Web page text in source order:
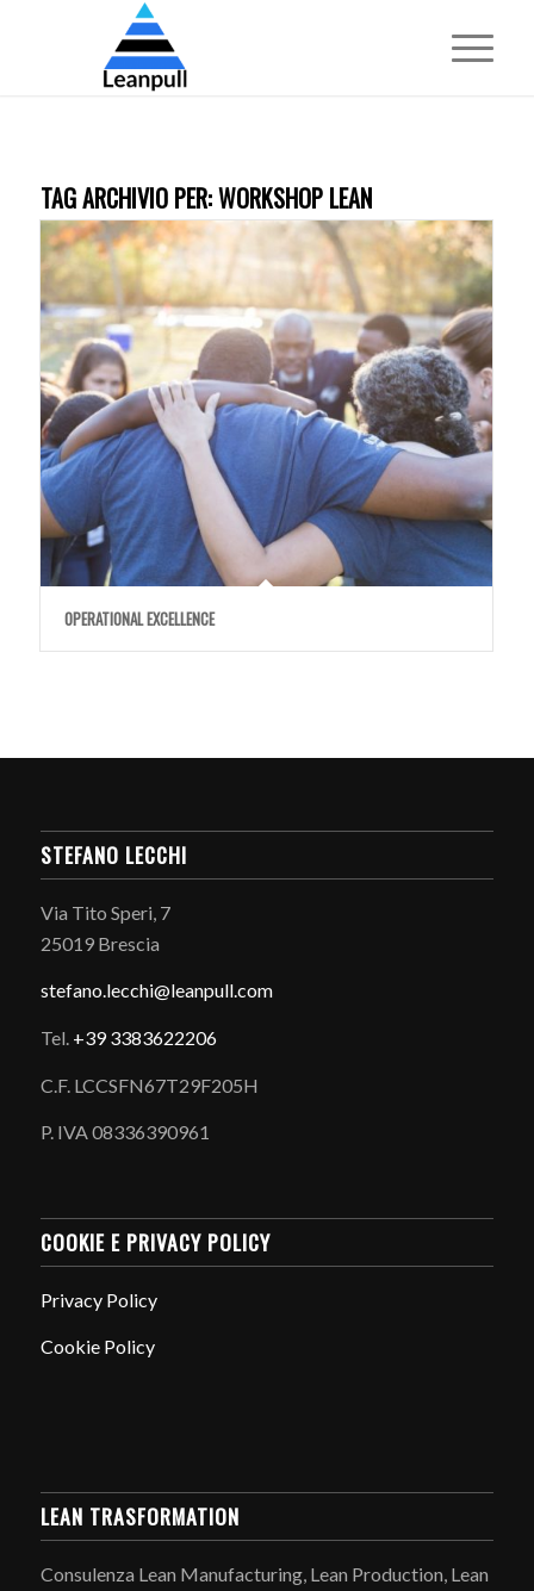
TAG ARCHIVIO PER:WORKSHOP LEAN
OPERATIONAL EXCELLENCE
STEFANO LECCHI
Via Tito Speri, 7
25019 Brescia
stefano.lecchi@leanpull.com
Tel. +39 3383622206
C.F. LCCSFN67T29F205H
P. IVA 08336390961
COOKIE E PRIVACY POLICY
Privacy Policy
Cookie Policy
LEAN TRASFORMATION
Consulenza Lean Manufacturing, Lean Production, Lean